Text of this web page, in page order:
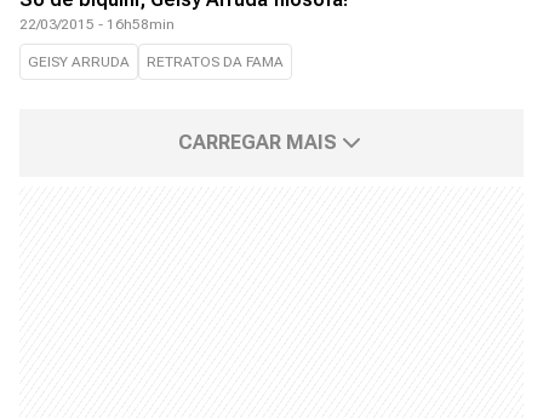
22/03/2015 - 16h58min
GEISY ARRUDA RETRATOS DA FAMA
CARREGAR MAIS